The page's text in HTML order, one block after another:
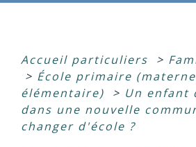
Accueil particuliers >
> École primaire
élémentaire)
> Un enfant
dans une nouvelle
changer d'école ?